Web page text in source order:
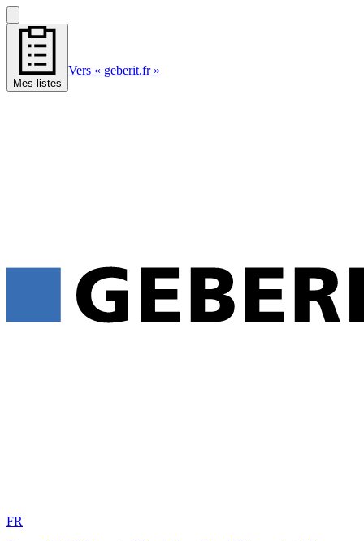
Mes listes
Vers « geberit.fr »
FR